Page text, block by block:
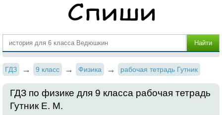
ГДЗ 9 класс Физика рабочая тетрадь Гутник
ГДЗ по физике для 9 класса рабочая тетрадь
Гутник Е. М.